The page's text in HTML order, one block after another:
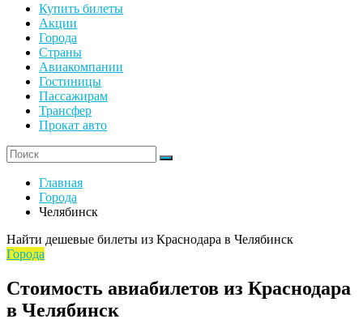
Купить билеты
Акции
Города
Страны
Авиакомпании
Гостиницы
Пассажирам
Трансфер
Прокат авто
Главная
Города
Челябинск
Найти дешевые билеты из Краснодара в Челябинск
Города
Стоимость авиабилетов из Краснодара
в Челябинск